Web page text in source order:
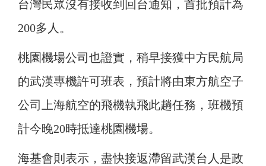
台灣民眾沒有接收到回台通知，首批預計為
200多人。
桃園機場公司也證實，稍早接獲中方民航局
的武漢專機許可班表，預計將由東方航空子
公司上海航空的飛機執飛此趟任務，班機預
計今晚20時抵達桃園機場。
海基會則表示，盡快接返滯留武漢台人是政